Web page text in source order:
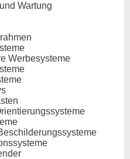
Wartung
Werbesysteme